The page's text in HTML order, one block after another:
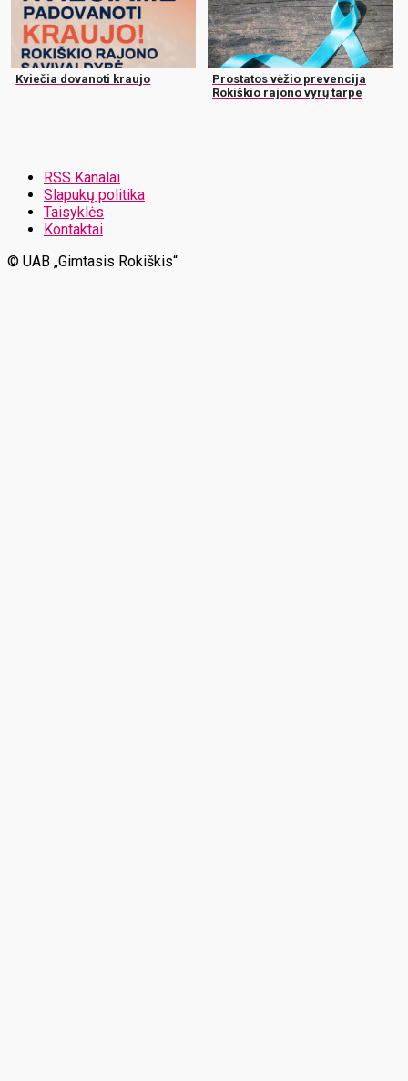
Kviečia dovanoti kraujo
Prostatos vėžio prevencija
Rokiškio rajono vyrų tarpe
RSS Kanalai
Slapukų politika
Taisyklės
Kontaktai
© UAB „Gimtasis Rokiškis“